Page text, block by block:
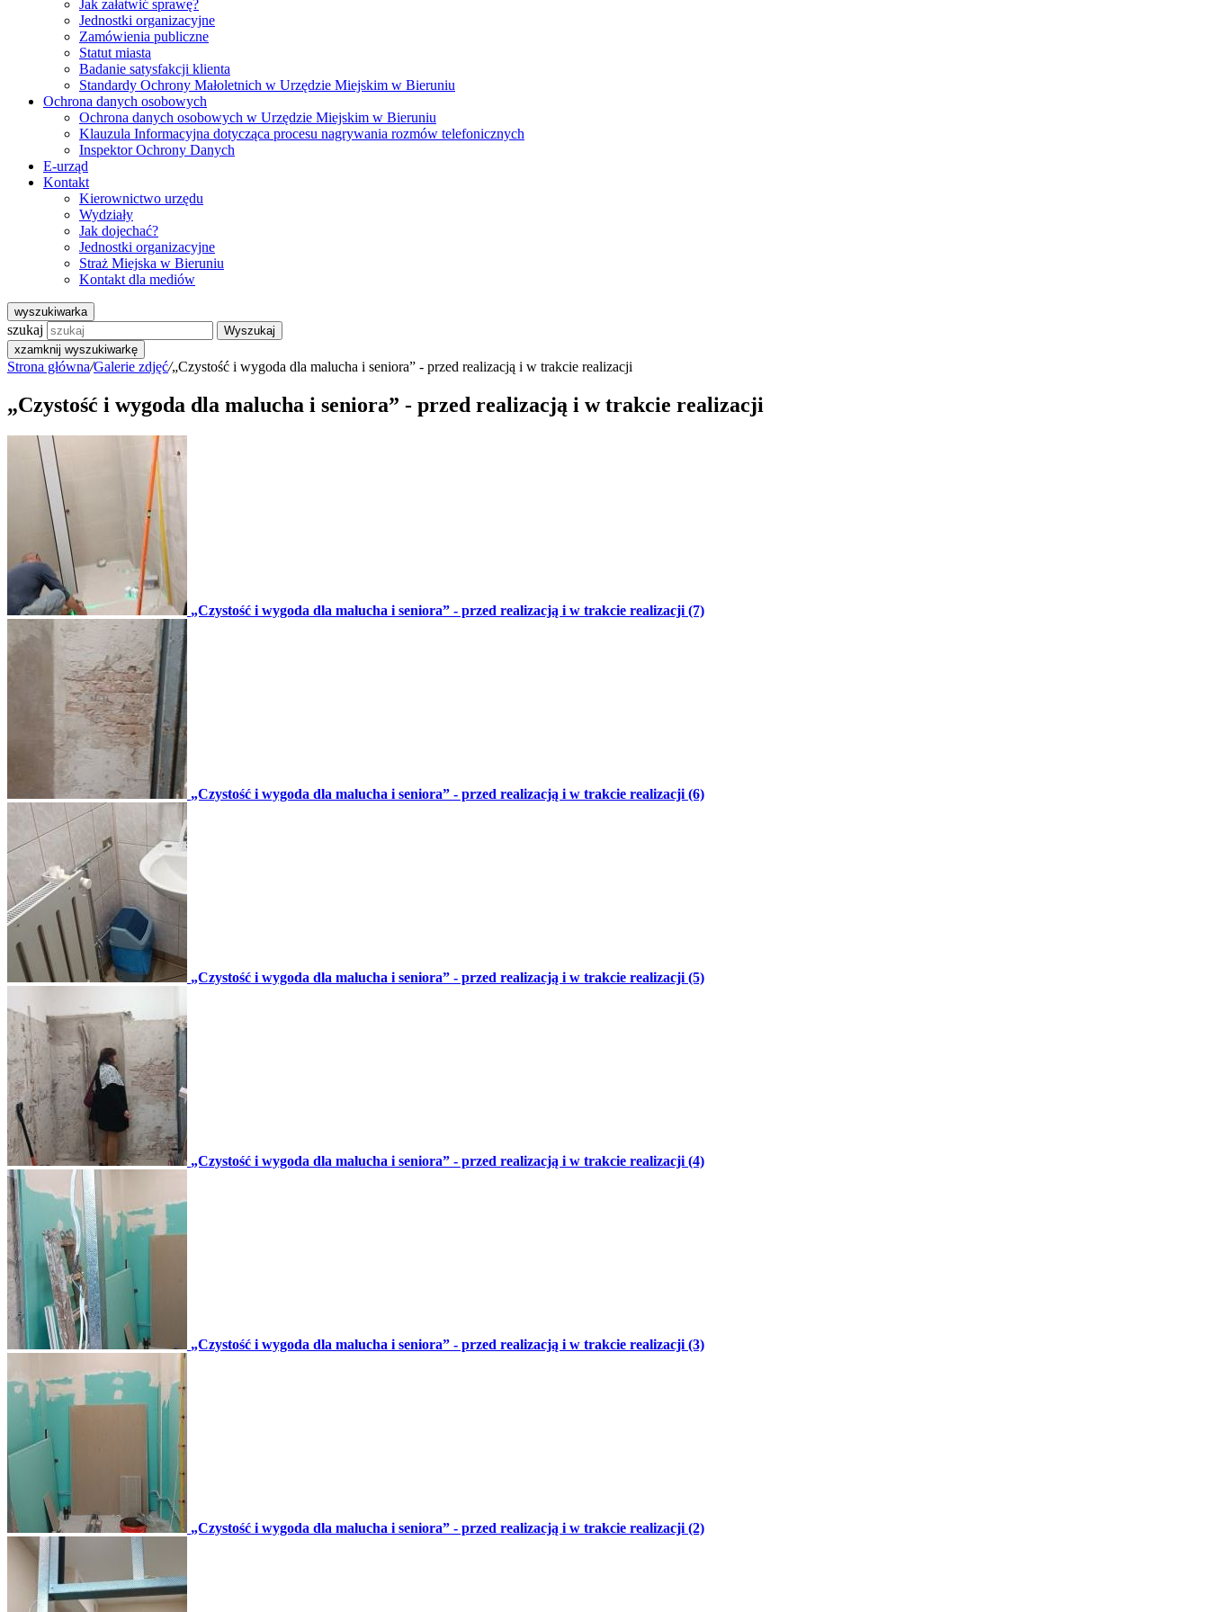
Jak załatwić sprawę?
Jednostki organizacyjne
Zamówienia publiczne
Statut miasta
Badanie satysfakcji klienta
Standardy Ochrony Małoletnich w Urzędzie Miejskim w Bieruniu
Ochrona danych osobowych
Ochrona danych osobowych w Urzędzie Miejskim w Bieruniu
Klauzula Informacyjna dotycząca procesu nagrywania rozmów telefonicznych
Inspektor Ochrony Danych
E-urząd
Kontakt
Kierownictwo urzędu
Wydziały
Jak dojechać?
Jednostki organizacyjne
Straż Miejska w Bieruniu
Kontakt dla mediów
wyszukiwarka
szukaj
Wyszukaj
xzamknij wyszukiwarkę
Strona główna/Galerie zdjęć/„Czystość i wygoda dla malucha i seniora” - przed realizacją i w trakcie realizacji
„Czystość i wygoda dla malucha i seniora” - przed realizacją i w trakcie realizacji
„Czystość i wygoda dla malucha i seniora” - przed realizacją i w trakcie realizacji (7)
„Czystość i wygoda dla malucha i seniora” - przed realizacją i w trakcie realizacji (6)
„Czystość i wygoda dla malucha i seniora” - przed realizacją i w trakcie realizacji (5)
„Czystość i wygoda dla malucha i seniora” - przed realizacją i w trakcie realizacji (4)
„Czystość i wygoda dla malucha i seniora” - przed realizacją i w trakcie realizacji (3)
„Czystość i wygoda dla malucha i seniora” - przed realizacją i w trakcie realizacji (2)